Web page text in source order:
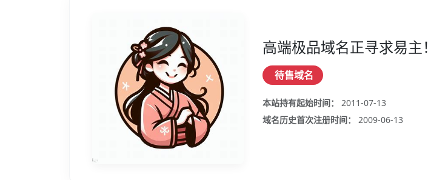
高端极品域名正寻求易主！
待售域名
本站持有起始时间：
2011-07-13
域名历史首次注册时间：
2009-06-13